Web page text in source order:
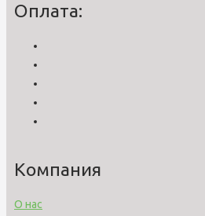
Оплата:
Компания
О нас